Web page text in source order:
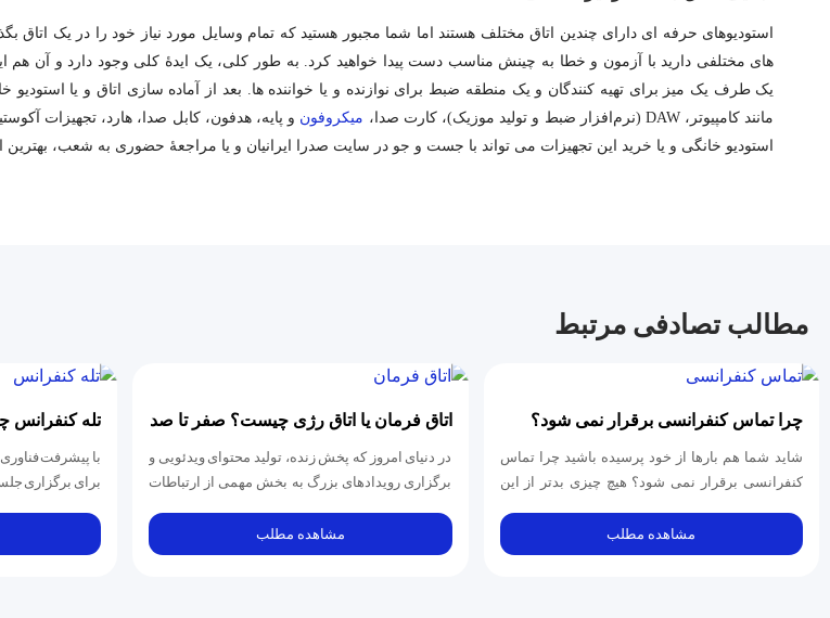
های مختلفی دارید با آزمون و خطا به چینش مناسب دست پیدا خواهید کرد. به طور کلی، یک ایدۀ کلی وجود دارد و آن هم
یک طرف یک میز برای تهیه کنندگان و یک منطقه ضبط برای نوازنده و یا خواننده­ ها. بعد از آماده ­سازی اتاق و یا استودیو
مانند کامپیوتر، DAW (نرم‌افزار ضبط و تولید موزیک)، کارت صدا،
میکروفون و پایه، هدفون، کابل صدا، هارد، تجهیزات
استودیو خانگی و یا خرید این تجهیزات می ­تواند با جست و جو در سایت صدرا ایرانیان و یا مراجعۀ حضوری به شعب، بهترین
مطالب تصادفی مرتبط
چرا تماس کنفرانسی برقرار نمی شود؟
شاید شما هم بارها از خود پرسیده باشید چرا تماس
کنفرانسی برقرار نمی شود؟ هیچ چیزی بدتر از این
مشاهده مطلب
اتاق فرمان یا اتاق رژی چیست؟ صفر تا صد
کاربرد، تجهیزات و طراحی حرفه‌ای
در دنیای امروز که پخش زنده، تولید محتوای ویدئویی و
برگزاری رویدادهای بزرگ به بخش مهمی از ارتباطات
مشاهده مطلب
تله کنفرانس
با پیشرفت
برای برگزاری